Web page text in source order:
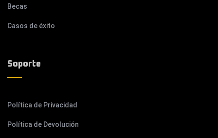
Becas
Casos de éxito
Soporte
Política de Privacidad
Política de Devolución